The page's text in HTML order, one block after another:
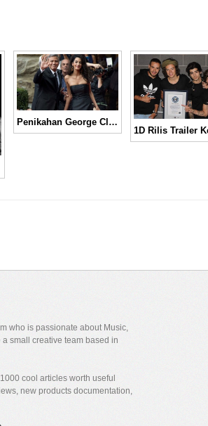
Penikahan George Clooney dan Amal Alamuddin yang Elegan dan Mewah
who is passionate about Music,
small creative team based in
cool articles worth useful
new products documentation,